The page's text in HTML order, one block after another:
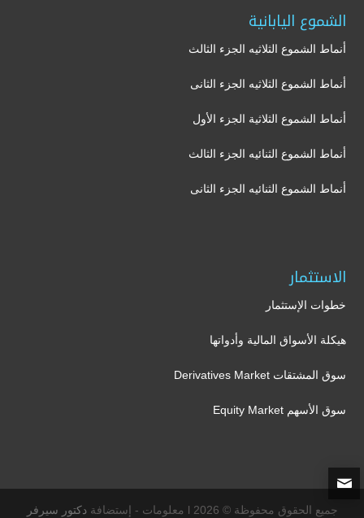
الشموع اليابانية
أنماط الشموع الثلاثيه الجزء الثالث
أنماط الشموع الثلاثيه الجزء الثانى
أنماط الشموع الثلاثية الجزء الأول
أنماط الشموع الثنائيه الجزء الثالث
أنماط الشموع الثنائيه الجزء الثانى
الاستثمار
خطوات الإستثمار
هيكلة الأسواق المالية وأدواتها
سوق المشتقات Derivatives Market
سوق الأسهم Equity Market
جميع الحقوق محفوظة © 2026 l معلومات - إستضافة دكتور سيرفر